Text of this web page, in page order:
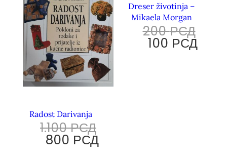
Radost Darivanja
1.100РСД
800 РСД
Dreser životinja –
Mikaela Morgan
200РСД
100 РСД